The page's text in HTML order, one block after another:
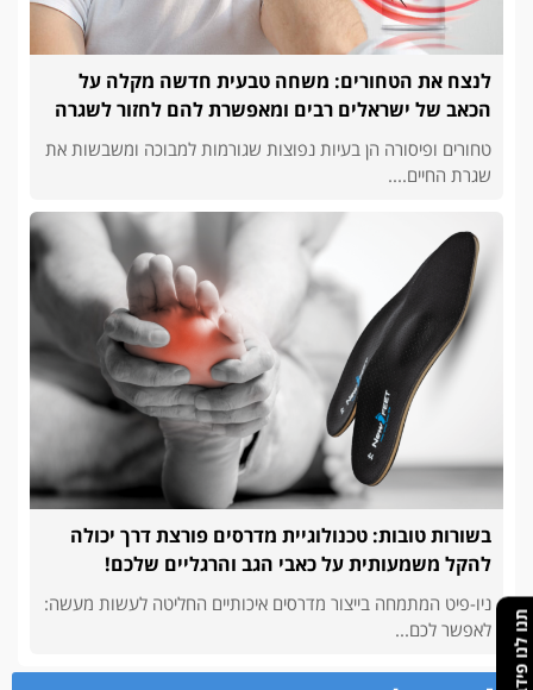
תנו לנו פידבק
לנצח את הטחורים: משחה טבעית חדשה מקלה על
הכאב של ישראלים רבים ומאפשרת להם לחזור לשגרה
טחורים ופיסורה הן בעיות נפוצות שגורמות למבוכה ומשבשות את
שגרת החיים....
בשורות טובות: טכנולוגיית מדרסים פורצת דרך יכולה
להקל משמעותית על כאבי הגב והרגליים שלכם!
ניו-פיט המתמחה בייצור מדרסים איכותיים החליטה לעשות מעשה:
לאפשר לכם...